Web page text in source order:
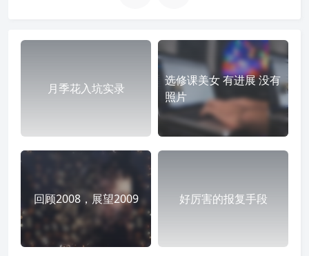
月季花入坑实录
选修课美女 有进展 没有
照片
回顾2008，展望2009 好厉害的报复手段